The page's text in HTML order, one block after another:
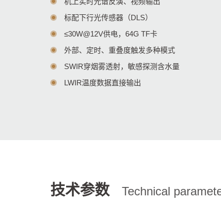
标配下行光传感器（DLS）
≤30W@12V供电，64G TF卡
外部、定时、重叠度触发多种模式
SWIR穿烟雾透射，敏感探测含水量
LWIR温度数据直接输出
技术参数 Technical